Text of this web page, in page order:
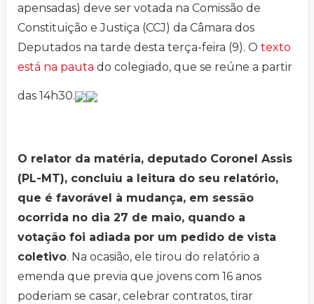
apensadas) deve ser votada na Comissão de
Constituição e Justiça (CCJ) da Câmara dos
Deputados na tarde desta terça-feira (9). O texto
está na pauta do colegiado, que se reúne a partir
das 14h30.
O relator da matéria, deputado Coronel Assis
(PL-MT), concluiu a leitura do seu relatório,
que é favorável à mudança, em sessão
ocorrida no dia 27 de maio, quando a
votação foi adiada por um pedido de vista
coletivo. Na ocasião, ele tirou do relatório a
emenda que previa que jovens com 16 anos
poderiam se casar, celebrar contratos, tirar